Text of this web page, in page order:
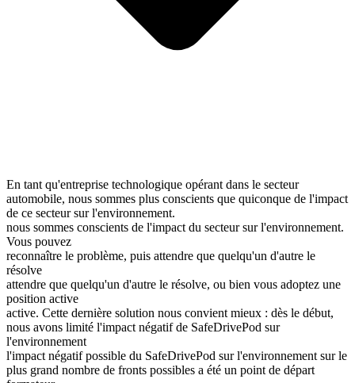
En tant qu'entreprise technologique opérant dans le secteur
automobile, nous sommes plus conscients que quiconque de l'impact
de ce secteur sur l'environnement.
nous sommes conscients de l'impact du secteur sur l'environnement.
Vous pouvez
reconnaître le problème, puis attendre que quelqu'un d'autre le
résolve
attendre que quelqu'un d'autre le résolve, ou bien vous adoptez une
position active
active. Cette dernière solution nous convient mieux : dès le début,
nous avons limité l'impact négatif de SafeDrivePod sur
l'environnement
l'impact négatif possible du SafeDrivePod sur l'environnement sur le
plus grand nombre de fronts possibles a été un point de départ